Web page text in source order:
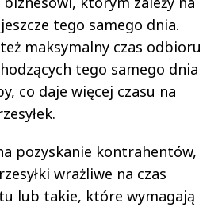
tego samego dnia.
też maksymalny czas odbioru
tego samego dnia
co daje więcej czasu na
pozyskanie kontrahentów,
wrażliwe na czas
lub takie, które wymagają